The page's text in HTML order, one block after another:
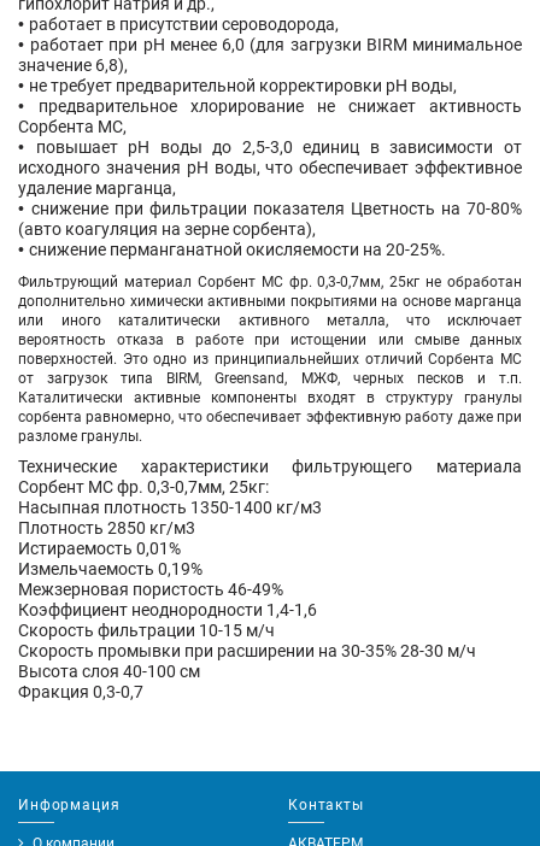
• работает в присутствии сероводорода,
• работает при рН менее 6,0 (для загрузки BIRM минимальное
значение 6,8),
• не требует предварительной корректировки рН воды,
• предварительное хлорирование не снижает активность
Сорбента МС,
• повышает рН воды до 2,5-3,0 единиц в зависимости от
исходного значения рН воды, что обеспечивает эффективное
удаление марганца,
• снижение при фильтрации показателя Цветность на 70-80%
(авто коагуляция на зерне сорбента),
• снижение перманганатной окисляемости на 20-25%.
Фильтрующий материал Сорбент МС фр. 0,3-0,7мм, 25кг не обработан
дополнительно химически активными покрытиями на основе марганца
или иного каталитически активного металла, что исключает
вероятность отказа в работе при истощении или смыве данных
поверхностей. Это одно из принципиальнейших отличий Сорбента МС
от загрузок типа BIRM, Greensand, МЖФ, черных песков и т.п.
Каталитически активные компоненты входят в структуру гранулы
сорбента равномерно, что обеспечивает эффективную работу даже при
разломе гранулы.
Технические характеристикифильтрующего материала
Сорбент МС фр. 0,3-0,7мм, 25кг:
Насыпная плотность 1350-1400 кг/м3
Плотность 2850 кг/м3
Истираемость 0,01%
Измельчаемость 0,19%
Межзерновая пористость 46-49%
Коэффициент неоднородности 1,4-1,6
Скорость фильтрации 10-15 м/ч
Скорость промывки при расширении на 30-35% 28-30 м/ч
Высота слоя 40-100 см
Фракция 0,3-0,7
Информация Контакты